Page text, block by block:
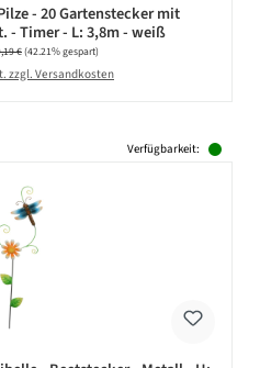
- 20 Gartenstecker mit
- Timer - L: 3,8m - weiß
Preis:
€(42.21% gespart)
zzgl. Versandkosten
Verfügbarkeit: